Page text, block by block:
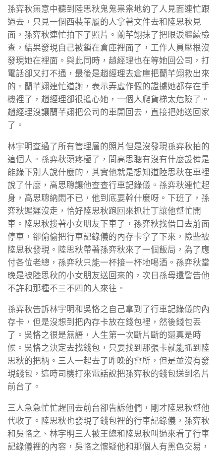
孫弈秋無意中聽到陸思秋鬼鬼祟祟地約了人見面連忙跟
過去，只見一個西裝革履的人拿著文件去和陸思秋見
面，孫弈秋連忙拍下了照片。蘭芊翊抹了把眼淚繼續檢
查，結果發現自己被鎖在倉庫裡面了，工作人員壓根沒
發現她在裡面。與此同時，趙經理也在等她回公司，打
電話卻又打不通，最後是趙經理去倉庫把蘭芊翊救出來
的。蘭芊翊連忙道謝，表示弄虛作假的證據她都存在手
機裡了，趙經理卻很擔心她，一個人爬貨梯太危險了。
趙經理沒讓蘭芊翊把公司的車開回去，直接把她送回家
了。
林宇明查過了所有管理層的照片但是沒發現孫弈秋拍的
這個人。孫弈秋頭疼極了，問高思聰有沒有什麼設備是
能錄下別人說什麼的，其實他就是想知道陸思秋在車裡
說了什麼，高思聰讓他查查行車記錄儀。孫弈秋連忙起
身，高思聰納悶不已，他到底要幹什麼呀。下班了，孫
弈秋遲遲沒走，恰好陸思秋跑回來抓壯丁讓他幫忙開
車。陸思秋摟著小女朋友下車了，孫弈秋找借口去前面
停車，卻偷偷把行車記錄儀的內存卡拿了下來，險些被
陸思秋發現。陸思秋帶著孫弈秋來了一個飯局，為了應
付各位老總，孫弈秋只能一杯接一杯地喝酒。孫弈秋當
晚是被陸思秋的小女朋友送回來的，次日孫母還警告他
不許和那種不三不四的人來往。
孫弈秋告訴林宇明和吳恪之自己拿到了行車記錄儀的內
存卡，但是沒想到把內存卡放在錢包裡，然後錢包丟
了。吳恪之很是無語，人生第一次斷片斷的還真是時
候。吳恪之決定去找錢包，只要找到那張卡就能抓到陸
思秋的把柄。三人一起去了昨晚的會所，但是並沒有發
現錢包，這時司機打來電話說把孫弈秋的錢包送到名片
前台了。
三人急急忙忙趕回去前台卻告訴他們，剛才陸思秋幫他
代收了。陸思秋也發現了錢包裡的行車記錄儀，孫弈秋
和吳恪之、林宇明三人被王總和陸思秋叫過來看了行車
記錄儀裡的內容，吳恪之懷疑他和那個人有黑色交易，